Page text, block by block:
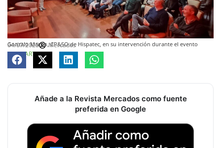
Gonzalo Martín, CP&SO de Hispatec, en su intervención durante el evento
04/07/2025
Mercados
COMPARTE
Añade a la Revista Mercados como fuente
preferida en Google